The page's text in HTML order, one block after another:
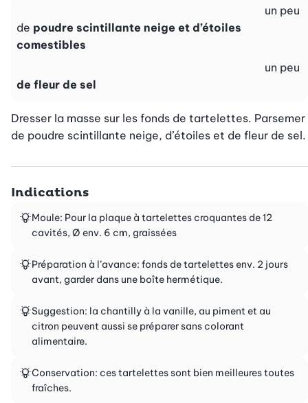
de poudre scintillante neige et d’étoiles
comestibles
un peu
de fleur de sel
un peu
Dresser la masse sur les fonds de tartelettes. Parsemer
de poudre scintillante neige, d’étoiles et de fleur de sel.
Indications
Moule: Pour la plaque à tartelettes croquantes de 12
cavités, Ø env. 6 cm, graissées
Préparation à l’avance: fonds de tartelettes env. 2 jours
avant, garder dans une boîte hermétique.
Suggestion: la chantilly à la vanille, au piment et au
citron peuvent aussi se préparer sans colorant
alimentaire.
Conservation: ces tartelettes sont bien meilleures toutes
fraîches.